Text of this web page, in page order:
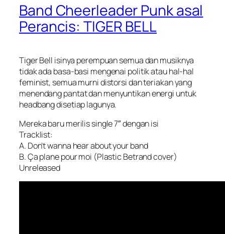
Band Cheerleader Punk asal
Perancis: TIGER BELL
Tiger Bell isinya perempuan semua dan musiknya
tidak ada basa-basi mengenai politik atau hal-hal
feminist, semua murni distorsi dan teriakan yang
menendang pantat dan menyuntikan energi untuk
headbang disetiap lagunya.
Mereka baru merilis single 7″ dengan isi
Tracklist:
A. Don’t wanna hear about your band
B. Ça plane pour moi (Plastic Betrand cover)
Unreleased